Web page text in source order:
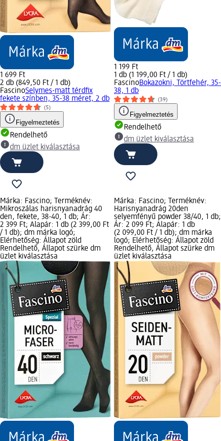
1 699 Ft
2 db (849,50 Ft / 1 db)
FascinoSelymes-matt térdfix
fekete színben, 35-38 méret, 2 db
(5)
Figyelmeztetés
Rendelhető
dm üzlet kiválasztása
1 199 Ft
1 db (1 199,00 Ft / 1 db)
FascinoBokazokni, Törtfehér, 35-
38, 1 db
(39)
Figyelmeztetés
Rendelhető
dm üzlet kiválasztása
Márka: Fascino; Terméknév:
Mikroszálas harisnyanadrág 40
den, fekete, 38-40, 1 db; Ár:
2 399 Ft; Alapár: 1 db (2 399,00 Ft
/ 1 db); dm márka logó;
Elérhetőség: Állapot zöld
Rendelhető, Állapot szürke dm
üzlet kiválasztása
Márka: Fascino; Terméknév:
Harisnyanadrág 20den
selyemfényű powder 38/40, 1 db;
Ár: 2 099 Ft; Alapár: 1 db
(2 099,00 Ft / 1 db); dm márka
logó; Elérhetőség: Állapot zöld
Rendelhető, Állapot szürke dm
üzlet kiválasztása